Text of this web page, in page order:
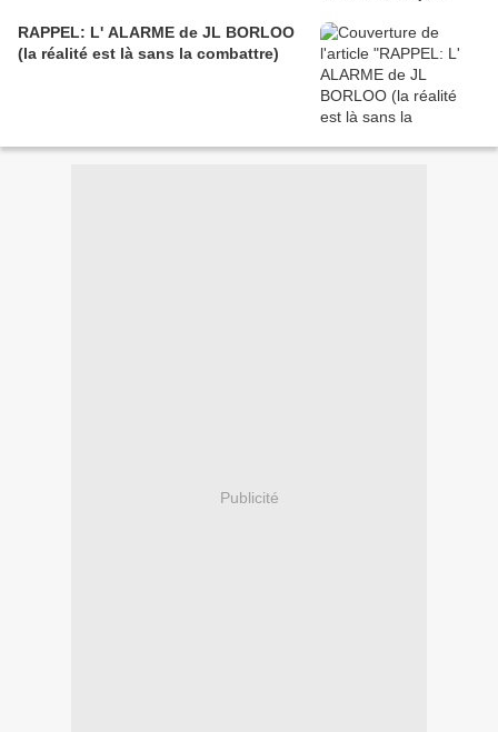
RAPPEL: L' ALARME de JL BORLOO
(la réalité est là sans la combattre)
Publicité